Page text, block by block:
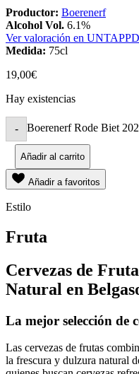
Productor: Boerenerf
Alcohol Vol. 6.1%
Ver valoración en UNTAPPD
Medida: 75cl
19,00€
Hay existencias
- Boerenerf Rode Biet
Añadir al carrito
Añadir a favoritos
Estilo
Fruta
Cervezas de
Natural en
La mejor selección de
Las cervezas de frutas
la frescura y dulzura natural